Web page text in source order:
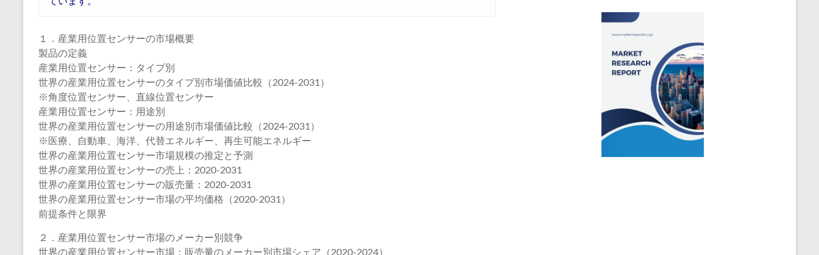
１．産業用位置センサーの市場概要
製品の定義
産業用位置センサー：タイプ別
世界の産業用位置センサーのタイプ別市場価値比較（2024-2031）
※角度位置センサー、直線位置センサー
産業用位置センサー：用途別
世界の産業用位置センサーの用途別市場価値比較（2024-2031）
※医療、自動車、海洋、代替エネルギー、再生可能エネルギー
世界の産業用位置センサー市場規模の推定と予測
世界の産業用位置センサーの売上：2020-2031
世界の産業用位置センサーの販売量：2020-2031
世界の産業用位置センサー市場の平均価格（2020-2031）
前提条件と限界
２．産業用位置センサー市場のメーカー別競争
世界の産業用位置センサー市場：販売量のメーカー別市場シェア（2020-2024）